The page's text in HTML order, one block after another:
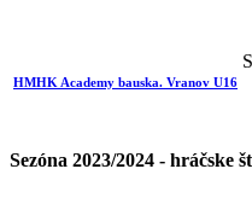
HMHK Academy bauska. Vranov U16
Sezóna 2023/2024 - hráčske